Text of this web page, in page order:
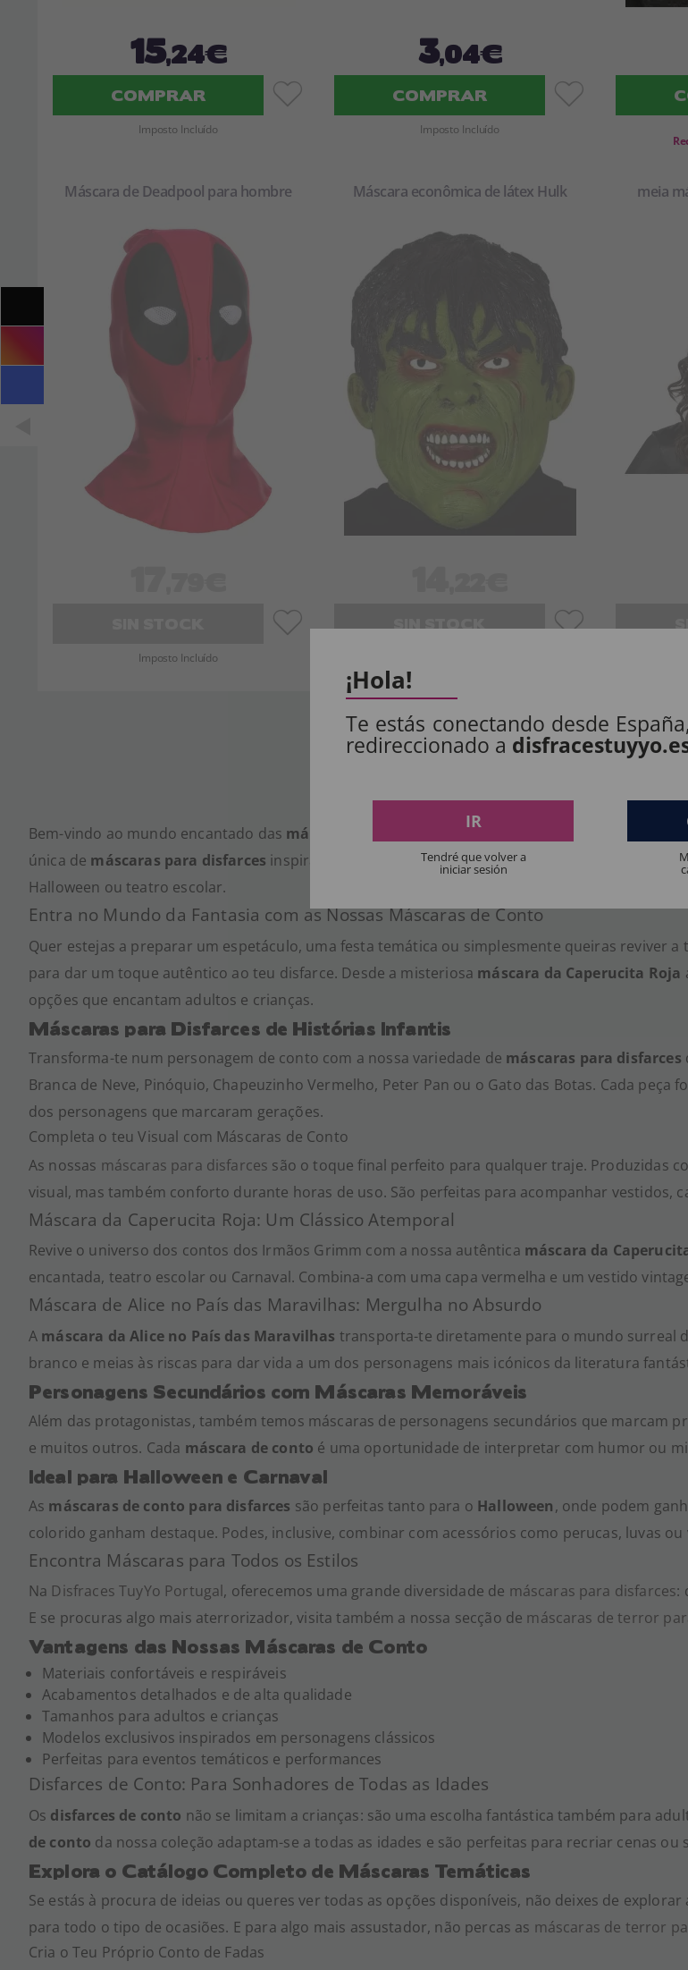
15,24€
COMPRAR
Imposto Incluído
3,04€
COMPRAR
Imposto Incluído
Máscara de Deadpool para hombre
Imposto Incluído
Máscara econômica de látex Hulk meia
1
Bem-vindo ao mundo encantado das máscaras de conto Disfraces TuyYo Portugal
, onde
única de máscaras para disfarces inspiradas nos teus personagens favoritos de histórias e
Halloween ou teatro escolar.
Entra no Mundo da Fantasia com as Nossas Máscaras de Conto
Quer estejas a preparar um espetáculo, uma festa temática ou simplesmente queiras reviver
para dar um toque autêntico ao teu disfarce. Desde a misteriosa máscara da Caperucita Roja
opções que encantam adultos e crianças.
Máscaras para Disfarces de Histórias Infantis
Transforma-te num personagem de conto com a nossa variedade de máscaras para disfarces
Branca de Neve, Pinóquio, Chapeuzinho Vermelho, Peter Pan ou o Gato das Botas. Cada
dos personagens que marcaram gerações.
Completa o teu Visual com Máscaras de Conto
As nossas máscaras para disfarces são o toque final perfeito para qualquer traje. Produzidas
visual, mas também conforto durante horas de uso. São perfeitas para acompanhar vestidos,
Máscara da Caperucita Roja: Um Clássico Atemporal
Revive o universo dos contos dos Irmãos Grimm com a nossa autêntica máscara da
encantada, teatro escolar ou Carnaval. Combina-a com uma capa vermelha e um vestido
Máscara de Alice no País das Maravilhas: Mergulha no Absurdo
A máscara da Alice no País das Maravilhas transporta-te diretamente para o mundo surreal
branco e meias às riscas para dar vida a um dos personagens mais icónicos da literatura
Personagens Secundários com Máscaras Memoráveis
Além das protagonistas, também temos máscaras de personagens secundários que marcam
e muitos outros. Cada máscara de conto é uma oportunidade de interpretar com humor ou
Ideal para Halloween e Carnaval
As máscaras de conto para disfarces são perfeitas tanto para o Halloween, onde podem
colorido ganham destaque. Podes, inclusive, combinar com acessórios como perucas, luvas
Encontra Máscaras para Todos os Estilos
Na Disfraces TuyYo Portugal, oferecemos uma grande diversidade de máscaras para disfarces:
E se procuras algo mais aterrorizador, visita também a nossa secção de máscaras de terror
Vantagens das Nossas Máscaras de Conto
Materiais confortáveis e respiráveis
Acabamentos detalhados e de alta qualidade
Tamanhos para adultos e crianças
Modelos exclusivos inspirados em personagens clássicos
Perfeitas para eventos temáticos e performances
Disfarces de Conto: Para Sonhadores de Todas as Idades
Os disfarces de conto não se limitam a crianças: são uma escolha fantástica também para
de conto da nossa coleção adaptam-se a todas as idades e são perfeitas para recriar cenas
Explora o Catálogo Completo de Máscaras Temáticas
Se estás à procura de ideias ou queres ver todas as opções disponíveis, não deixes de explorar
para todo o tipo de ocasiões. E para algo mais assustador, não percas as máscaras de terror
Cria o Teu Próprio Conto de Fadas
¡Hola!
Te estás conectando desde
redireccionado a
IR
Tendré que volver a
iniciar sesión